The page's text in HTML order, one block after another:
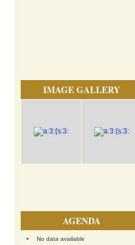
IMAGE GALLERY
AGENDA
No data available